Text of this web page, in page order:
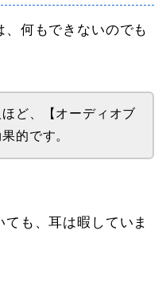
何もできないのでも
ど、【オーディオブ
的です。
も、耳は暇していま